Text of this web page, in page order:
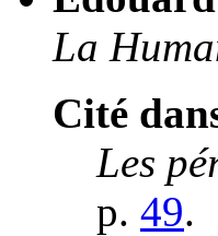
La
Cité
Les
p. 49.